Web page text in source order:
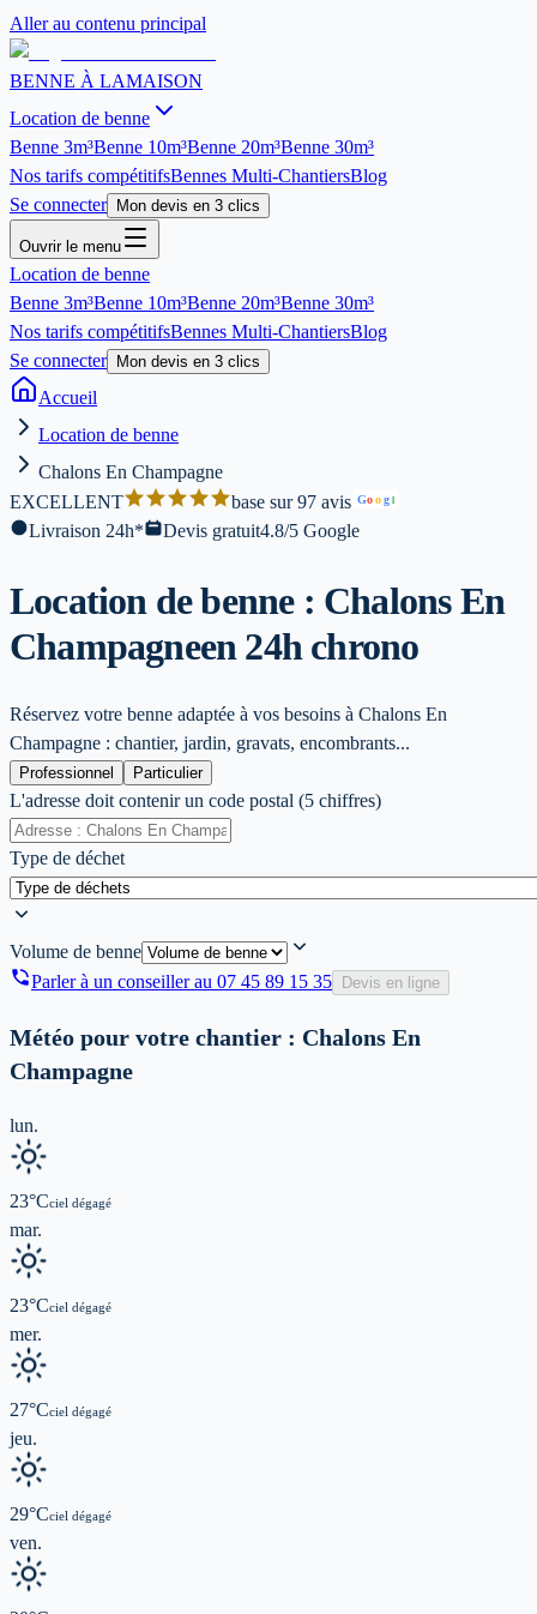
Aller au contenu principal
BENNE À LAMAISON
Location de benne
Benne 3m³Benne 10m³Benne 20m³Benne 30m³
Nos tarifs compétitifsBennes Multi-ChantiersBlog
Se connecter
Mon devis en 3 clics
Ouvrir le menu
Location de benne
Benne 3m³Benne 10m³Benne 20m³Benne 30m³
Nos tarifs compétitifsBennes Multi-ChantiersBlog
Se connecter
Mon devis en 3 clics
Accueil
Location de benne
Chalons En Champagne
EXCELLENT
base sur 97 avis Goog l
Livraison 24h* Devis gratuit4.8/5 Google
Location de benne : Chalons En
Champagneen 24h chrono
Réservez votre benne adaptée à vos besoins à Chalons En
Champagne : chantier, jardin, gravats, encombrants...
Professionnel Particulier
L'adresse doit contenir un code postal (5 chiffres)
Type de déchet
Volume de benne
Parler à un conseiller au 07 45 89 15 35 Devis en ligne
Météo pour votre chantier : Chalons En
Champagne
lun.
23°Cciel dégagé
mar.
23°Cciel dégagé
mer.
27°Cciel dégagé
jeu.
29°Cciel dégagé
ven.